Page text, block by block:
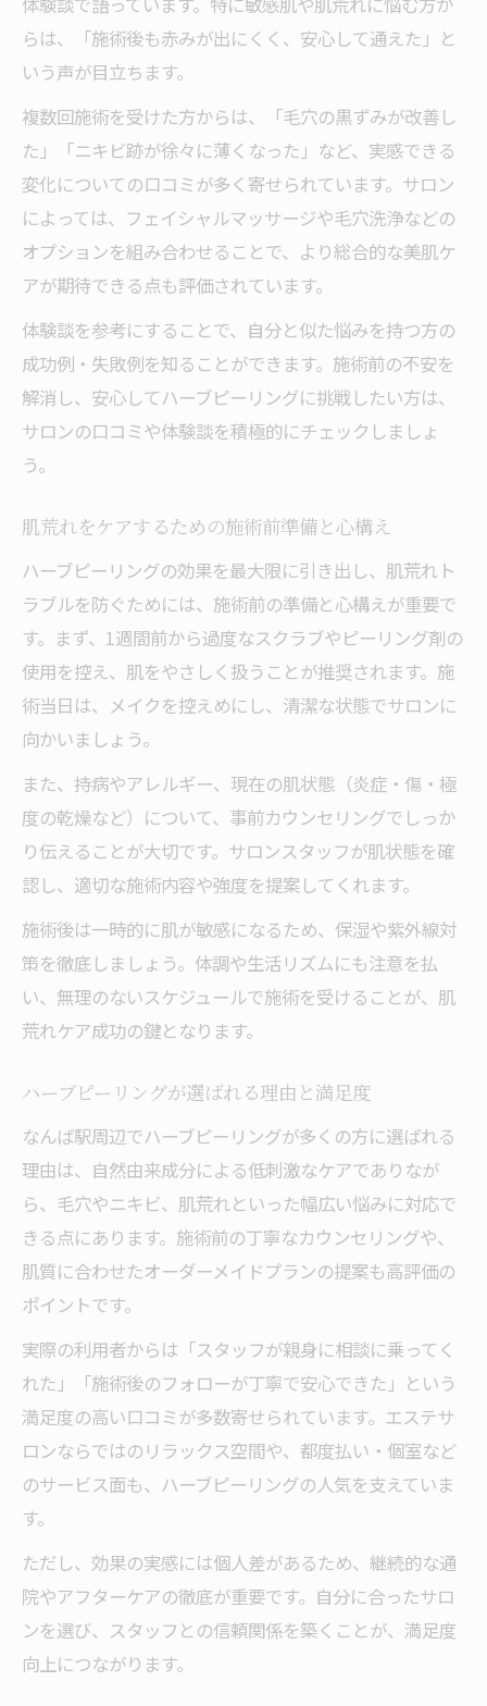
方法
ハーブピーリング体験で得られる期待と変
初心者におすすめの施術後ケア方法
らは、「施術後も赤みが出にくく、安心して通えた」と
いう声が目立ちます。
複数回施術を受けた方からは、「毛穴の黒ずみが改善し
た」「ニキビ跡が徐々に薄くなった」など、実感できる
変化についての口コミが多く寄せられています。サロン
によっては、フェイシャルマッサージや毛穴洗浄などの
オプションを組み合わせることで、より総合的な美肌ケ
アが期待できる点も評価されています。
体験談を参考にすることで、自分と似た悩みを持つ方の
成功例・失敗例を知ることができます。施術前の不安を
解消し、安心してハーブピーリングに挑戦したい方は、
サロンの口コミや体験談を積極的にチェックしましょ
う。
肌荒れをケアするための施術前準備と心構え
ハーブピーリングの効果を最大限に引き出し、肌荒れト
ラブルを防ぐためには、施術前の準備と心構えが重要で
す。まず、1週間前から過度なスクラブやピーリング剤の
使用を控え、肌をやさしく扱うことが推奨されます。施
術当日は、メイクを控えめにし、清潔な状態でサロンに
向かいましょう。
また、持病やアレルギー、現在の肌状態（炎症・傷・極
度の乾燥など）について、事前カウンセリングでしっか
り伝えることが大切です。サロンスタッフが肌状態を確
認し、適切な施術内容や強度を提案してくれます。
施術後は一時的に肌が敏感になるため、保湿や紫外線対
策を徹底しましょう。体調や生活リズムにも注意を払
い、無理のないスケジュールで施術を受けることが、肌
荒れケア成功の鍵となります。
ハーブピーリングが選ばれる理由と満足度
なんば駅周辺でハーブピーリングが多くの方に選ばれる
理由は、自然由来成分による低刺激なケアでありなが
ら、毛穴やニキビ、肌荒れといった幅広い悩みに対応で
きる点にあります。施術前の丁寧なカウンセリングや、
肌質に合わせたオーダーメイドプランの提案も高評価の
ポイントです。
実際の利用者からは「スタッフが親身に相談に乗ってく
れた」「施術後のフォローが丁寧で安心できた」という
満足度の高い口コミが多数寄せられています。エステサ
ロンならではのリラックス空間や、都度払い・個室など
のサービス面も、ハーブピーリングの人気を支えていま
す。
ただし、効果の実感には個人差があるため、継続的な通
院やアフターケアの徹底が重要です。自分に合ったサロ
ンを選び、スタッフとの信頼関係を築くことが、満足度
向上につながります。